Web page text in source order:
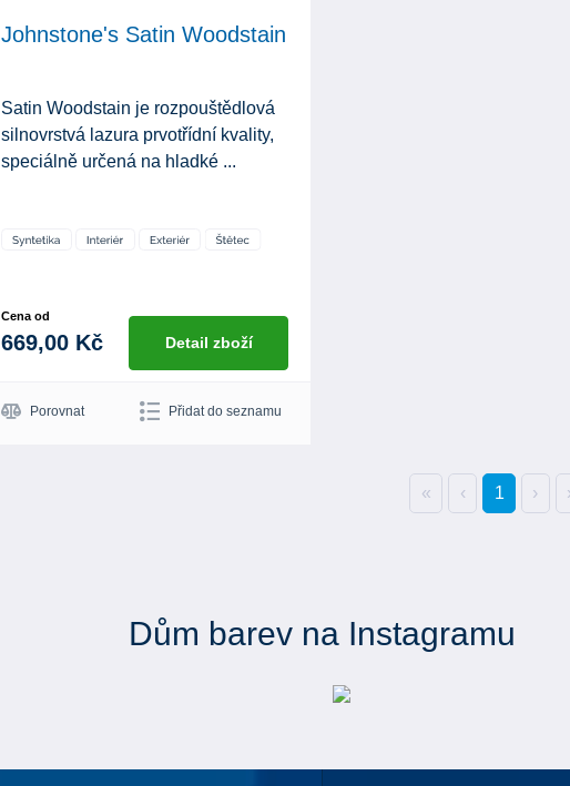
Johnstone's Satin Woodstain
Satin Woodstain je rozpouštědlová
silnovrstvá lazura prvotřídní kvality,
speciálně určená na hladké ...
Cena od
669,00 Kč Detail zboží
Porovnat Přidat do seznamu
« ‹ 1 ›
Dům barev na Instagramu